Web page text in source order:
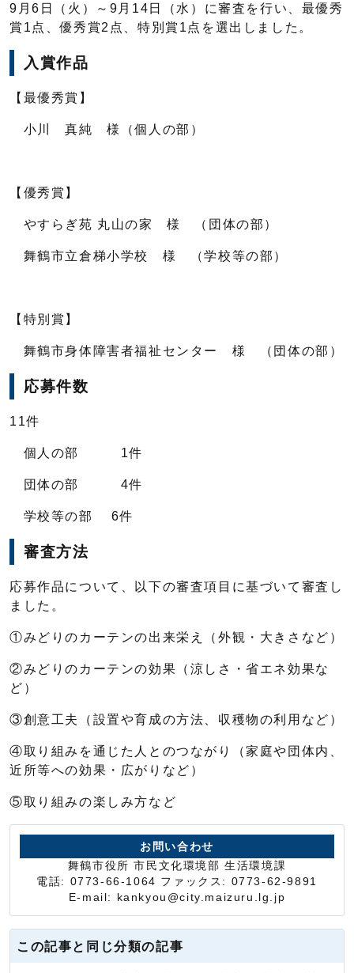
9月6日（火）～9月14日（水）に審査を行い、最優秀
賞1点、優秀賞2点、特別賞1点を選出しました。
入賞作品
【最優秀賞】
小川 真純 様（個人の部）
【優秀賞】
やすらぎ苑 丸山の家 様 （団体の部）
舞鶴市立倉梯小学校 様 （学校等の部）
【特別賞】
舞鶴市身体障害者福祉センター 様 （団体の部）
応募件数
11件
個人の部 1件
団体の部 4件
学校等の部 6件
審査方法
応募作品について、以下の審査項目に基づいて審査し
ました。
①みどりのカーテンの出来栄え（外観・大きさなど）
②みどりのカーテンの効果（涼しさ・省エネ効果な
ど）
③創意工夫（設置や育成の方法、収穫物の利用など）
④取り組みを通じた人とのつながり（家庭や団体内、
近所等への効果・広がりなど）
⑤取り組みの楽しみ方など
お問い合わせ
舞鶴市役所 市民文化環境部 生活環境課
電話: 0773-66-1064 ファックス: 0773-62-9891
E-mail: kankyou@city.maizuru.lg.jp
この記事と同じ分類の記事